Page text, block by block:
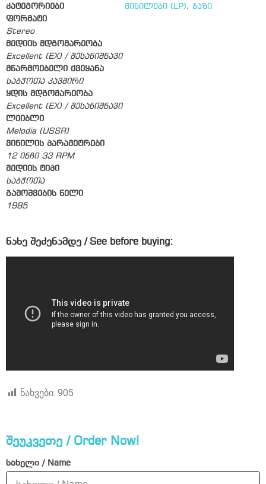
კატეგორიები ვინილები (LP), ჯაზი
ფორმატი
Stereo
მედიის მდგომარეობა
Excellent (EX) / შესანიშნავი
მწარმოებელი ქვეყანა
საბჭოთა კავშირი
ყდის მდგომარეობა
Excellent (EX) / შესანიშნავი
ლეიბლი
Melodia (USSR)
ვინილის პარამეტრები
12 ინჩი 33 RPM
მედიის ტიპი
საბჭოთა
გამოშვების წელი
1985
ნახე შეძენამდე / See before buying:
ნახვები: 905
შეუკვეთე / Order Now!
სახელი / Name